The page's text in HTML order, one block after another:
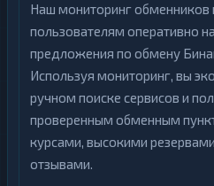
Наш мониторинг обменников
пользователям оперативно
предложения по обмену
Используя мониторинг, вы
ручном поиске сервисов и
проверенным обменным
курсами, высокими
отзывами.